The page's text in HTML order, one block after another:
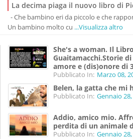
La decima piaga il nuovo libro di
- Che bambino eri da piccolo e che
Un bambino molto cu ...Visualizza altro
She's a woman. Il
Guaitamacchi.Storie
amore e (dis)onore di
Pubblicato In: Marzo 08,
Belen, la gatta che mi
Pubblicato In: Gennaio
Addio, amico mio.
perdita di un animale
Pubblicato In: Gennaio